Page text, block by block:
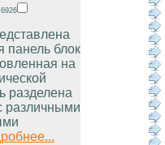
панель блок
на
разделена
различными